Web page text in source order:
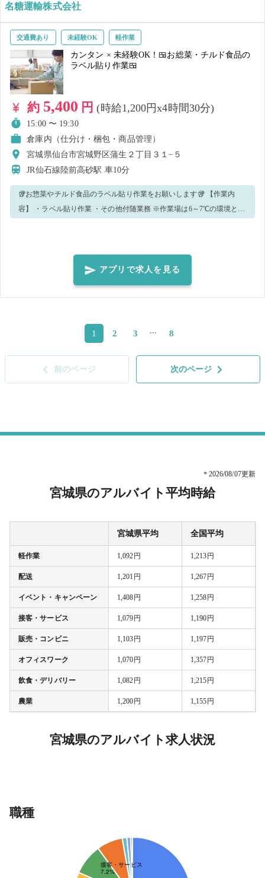
名糖運輸株式会社
交通費あり 未経験OK 軽作業
カンタン × 未経験OK！🍱お総菜・チルド食品の
ラベル貼り作業🍱
約 5,400 円(時給1,200円x4時間30分)
15:00 〜 19:30
倉庫内（仕分け・梱包・商品管理）
宮城県仙台市宮城野区蒲生２丁目３１−５
JR仙石線陸前高砂駅 車10分
🥡お惣菜やチルド食品のラベル貼り作業をお願いします🥡 【作業内
容】 ・ラベル貼り作業 ・その他付随業務 ※作業場は6～7℃の環境とな
【オススメポイント】 ・簡単な作業です🛠️ ・わからないことは何でも
聞いてください❓ ・先輩スタッフが丁寧にレクチャーします👩‍🏫 🌟皆
さんのご応募お待ちしております🌟
アプリで求人を見る
前のページ
1 2 3 ... 8
次のページ
＊2026/08/07更新
宮城県のアルバイト平均時給
宮城県平均 全国平均
軽作業 1,092円 1,213円
配送 1,201円 1,267円
イベント・キャンペーン 1,408円 1,258円
接客・サービス 1,079円 1,190円
販売・コンビニ 1,103円 1,197円
オフィスワーク 1,070円 1,357円
飲食・デリバリー 1,082円 1,215円
農業 1,200円 1,155円
宮城県のアルバイト求人状況
職種